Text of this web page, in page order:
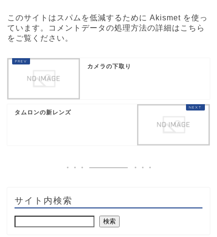
このサイトはスパムを低減するために Akismet を使っ
ています。
コメントデータの処理方法の詳細はこちら
をご覧ください 。
カメラの下取り
タムロンの新レンズ
サイト内検索
検索